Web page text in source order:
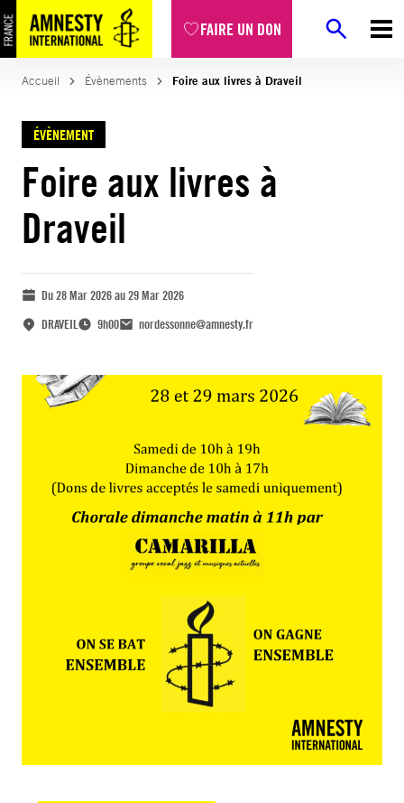
FAIRE UN DON
Accueil Évènements Foire aux livres à Draveil
ÉVÈNEMENT
Foire aux livres à
Draveil
Du 28 Mar 2026 au 29 Mar 2026
DRAVEIL
9h00 nordessonne@amnesty.fr